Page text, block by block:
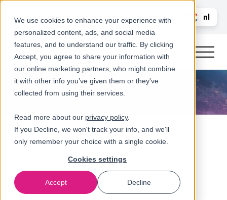
We use cookies to enhance your experience with
personalized content, ads, and social media
features, and to understand our traffic. By clicking
Accept, you agree to share your information with
our online marketing partners, who might combine
it with other info you’ve given them or they've
collected from using their services.
Read more about our privacy policy.
If you Decline, we won't track your info, and we'll
only remember your choice with a single cookie.
Cookies settings
Accept Decline
Bel ons LOGIN
nl
Whitepapers en Downloads